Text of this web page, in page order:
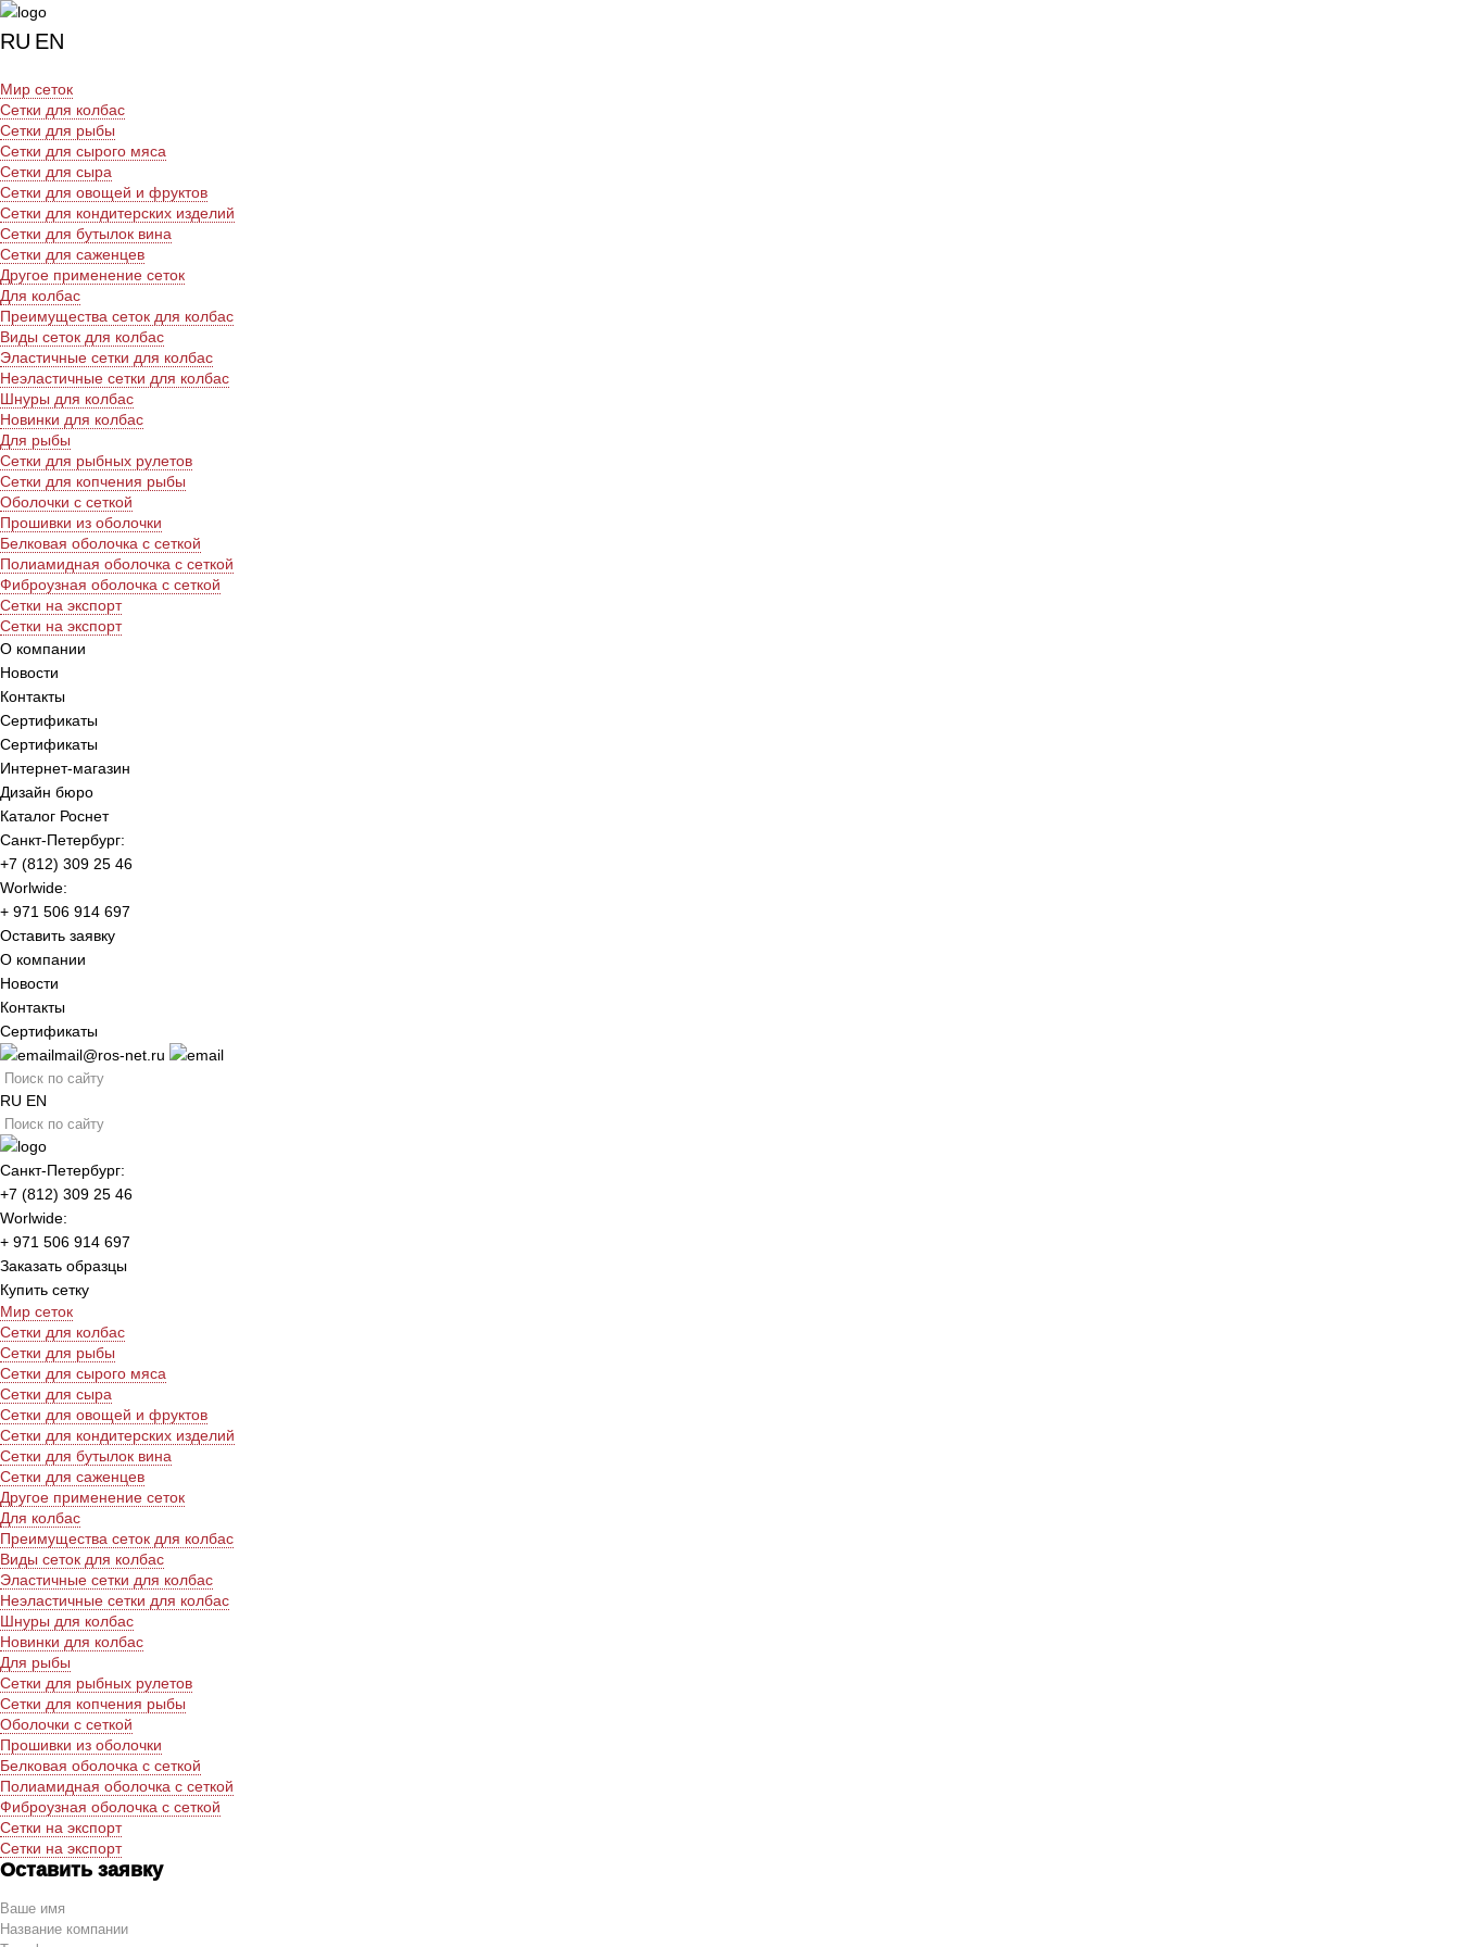
RU EN
Мир сеток
Сетки для колбас
Сетки для рыбы
Сетки для сырого мяса
Сетки для сыра
Сетки для овощей и фруктов
Сетки для кондитерских изделий
Сетки для бутылок вина
Сетки для саженцев
Другое применение сеток
Для колбас
Преимущества сеток для колбас
Виды сеток для колбас
Эластичные сетки для колбас
Неэластичные сетки для колбас
Шнуры для колбас
Новинки для колбас
Для рыбы
Сетки для рыбных рулетов
Сетки для копчения рыбы
Оболочки с сеткой
Прошивки из оболочки
Белковая оболочка с сеткой
Полиамидная оболочка с сеткой
Фиброузная оболочка с сеткой
Сетки на экспорт
Сетки на экспорт
О компании
Новости
Контакты
Сертификаты
Сертификаты
Интернет-магазин
Дизайн бюро
Каталог Роснет
Санкт-Петербург:
+7 (812) 309 25 46
Worlwide:
+ 971 506 914 697
Оставить заявку
О компании
Новости
Контакты
Сертификаты
mail@ros-net.ru
RU EN
Санкт-Петербург:
+7 (812) 309 25 46
Worlwide:
+ 971 506 914 697
Заказать образцы
Купить сетку
Мир сеток
Сетки для колбас
Сетки для рыбы
Сетки для сырого мяса
Сетки для сыра
Сетки для овощей и фруктов
Сетки для кондитерских изделий
Сетки для бутылок вина
Сетки для саженцев
Другое применение сеток
Для колбас
Преимущества сеток для колбас
Виды сеток для колбас
Эластичные сетки для колбас
Неэластичные сетки для колбас
Шнуры для колбас
Новинки для колбас
Для рыбы
Сетки для рыбных рулетов
Сетки для копчения рыбы
Оболочки с сеткой
Прошивки из оболочки
Белковая оболочка с сеткой
Полиамидная оболочка с сеткой
Фиброузная оболочка с сеткой
Сетки на экспорт
Сетки на экспорт
Оставить заявку